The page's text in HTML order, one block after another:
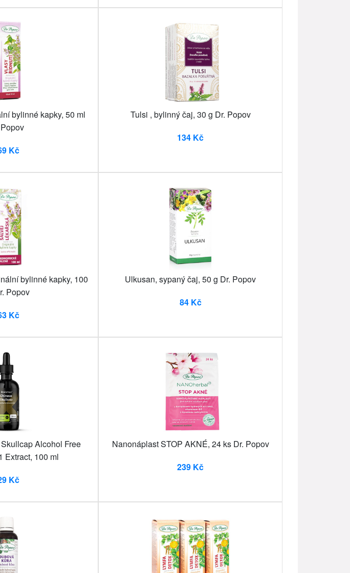
bylinné kapky, 50 ml
Kč
Tulsi , bylinný čaj, 30 g Dr. Popov
134 Kč
bylinné kapky, 100
Popov
Kč
Ulkusan, sypaný čaj, 50 g Dr. Popov
84 Kč
Alcohol Free
Extract, 100 ml
Kč
Nanonáplast STOP AKNÉ, 24 ks Dr. Popov
239 Kč